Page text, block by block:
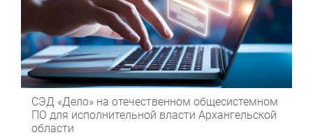
СЭД «Дело» на отечественном общесистемном
ПО для исполнительной власти Архангельской
области